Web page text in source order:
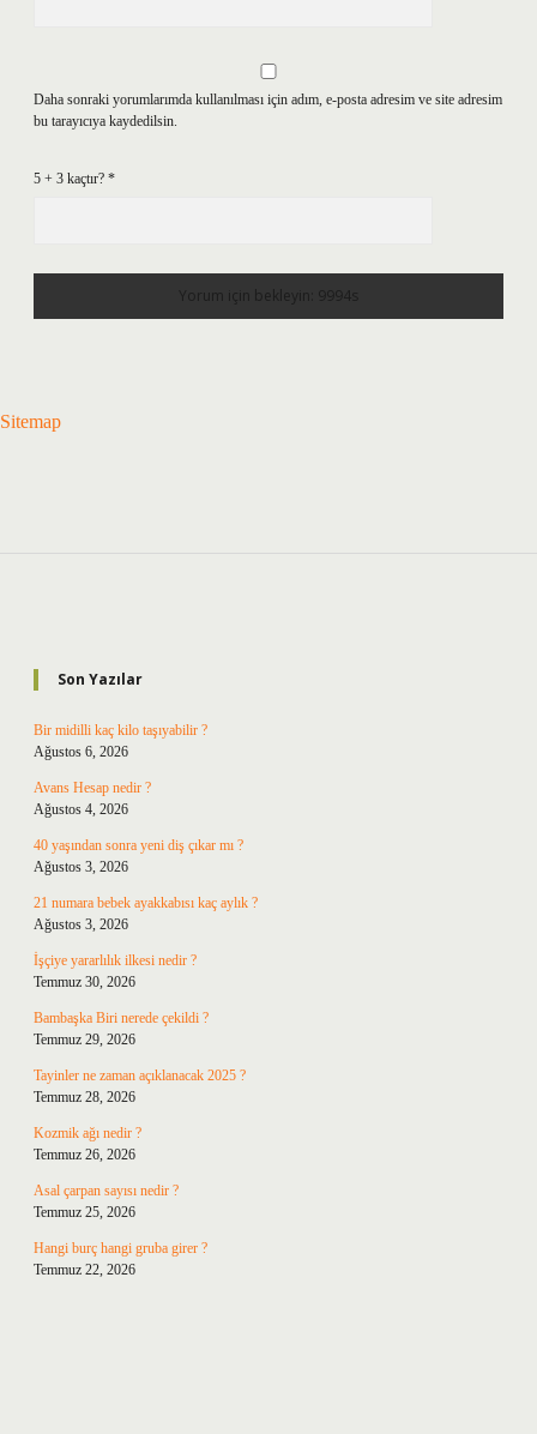
Daha sonraki yorumlarımda kullanılması için adım, e-posta adresim ve site adresim
bu tarayıcıya kaydedilsin.
5 + 3 kaçtır? *
Sitemap
Son Yazılar
Bir midilli kaç kilo taşıyabilir ?
Ağustos 6, 2026
Avans Hesap nedir ?
Ağustos 4, 2026
40 yaşından sonra yeni diş çıkar mı ?
Ağustos 3, 2026
21 numara bebek ayakkabısı kaç aylık ?
Ağustos 3, 2026
İşçiye yararlılık ilkesi nedir ?
Temmuz 30, 2026
Bambaşka Biri nerede çekildi ?
Temmuz 29, 2026
Tayinler ne zaman açıklanacak 2025 ?
Temmuz 28, 2026
Kozmik ağı nedir ?
Temmuz 26, 2026
Asal çarpan sayısı nedir ?
Temmuz 25, 2026
Hangi burç hangi gruba girer ?
Temmuz 22, 2026